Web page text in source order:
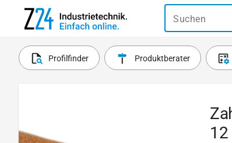
Suchen
Profilfinder Produktberater